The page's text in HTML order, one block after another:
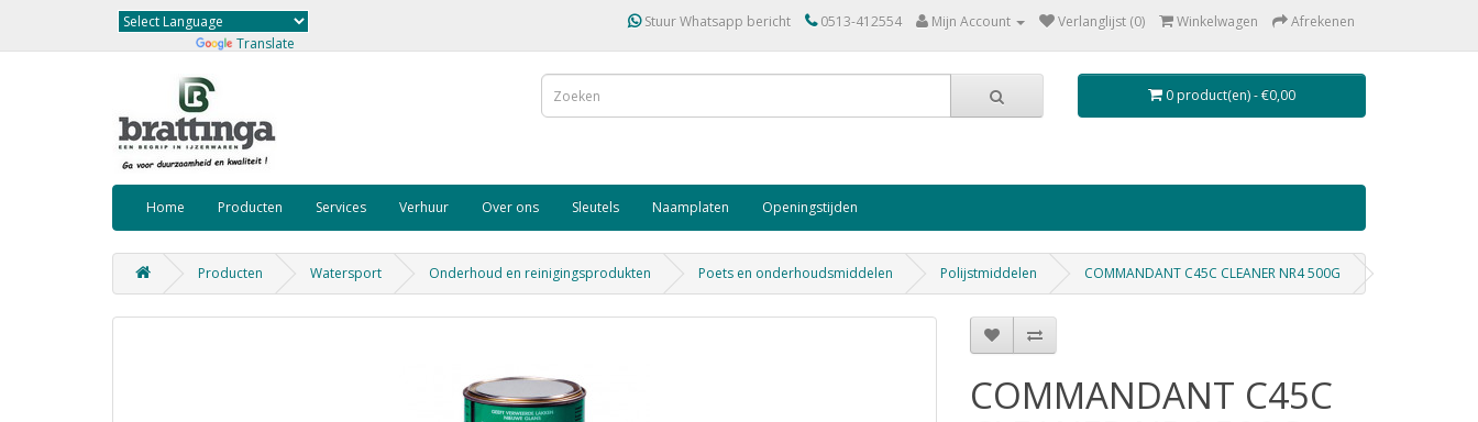
Translate
Stuur Whatsapp bericht 0513-412554 Mijn Account Verlanglijst (0) Winkelwagen Afrekenen
0 product(en) - €0,00
Home Producten Services Verhuur Over ons Sleutels Naamplaten Openingstijden
Producten Watersport Onderhoud en reinigingsprodukten Poets en onderhoudsmiddelen Polijstmiddelen COMMANDANT C45C CLEANER NR4 500G
COMMANDANT C45C